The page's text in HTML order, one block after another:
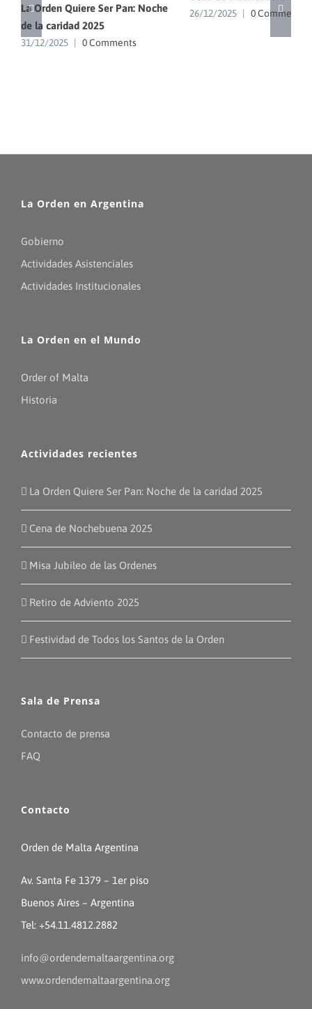
La Orden Quiere Ser Pan: Noche
de la caridad 2025
31/12/2025 0 Comments
26/12/2025 0 Comments
La Orden en Argentina
Gobierno
Actividades Asistenciales
Actividades Institucionales
La Orden en el Mundo
Order of Malta
Historia
Actividades recientes
La Orden Quiere Ser Pan: Noche de la caridad 2025
Cena de Nochebuena 2025
Misa Jubileo de las Ordenes
Retiro de Adviento 2025
Festividad de Todos los Santos de la Orden
Sala de Prensa
Contacto de prensa
FAQ
Contacto
Orden de Malta Argentina
Av. Santa Fe 1379 – 1er piso
Buenos Aires – Argentina
Tel: +54.11.4812.2882
info@ordendemaltaargentina.org
www.ordendemaltaargentina.org